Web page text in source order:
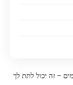
– זה יכול לתת לך